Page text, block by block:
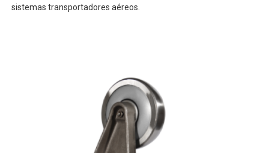
sistemas transportadores aéreos.